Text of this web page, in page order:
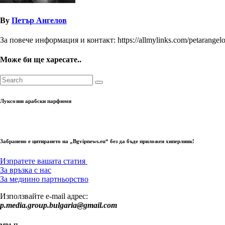
By Петър Ангелов
За повече информация и контакт: https://allmylinks.com/
Може би ще харесате..
Луксозни арабски парфюми
Забранено е цитирането на „Bgvipnews.eu“ без да бъде приложен хиперлинк!
Изпратете вашата статия
За връзка с нас
За медиино партньорство
Използвайте e-mail адрес:
p.media.group.bulgaria@gmail.com